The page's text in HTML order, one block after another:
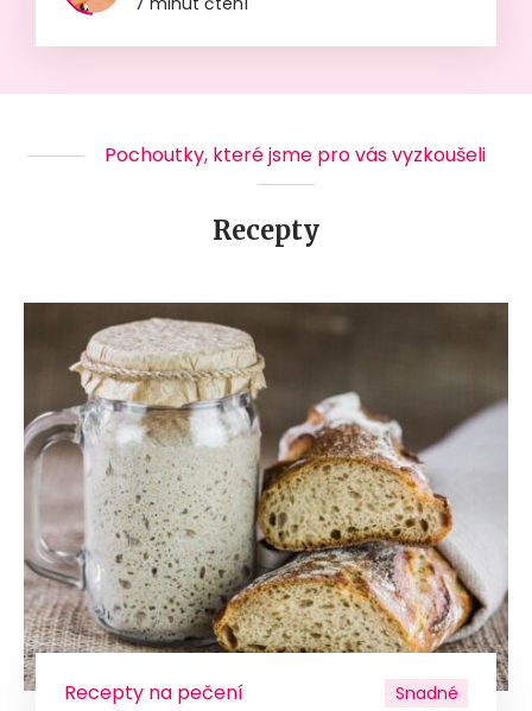
Pochoutky, které jsme pro vás vyzkoušeli
Recepty
Recepty na pečení Snadné